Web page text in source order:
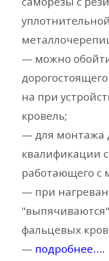
— можно
на при
кровель;
— для монтажа
квалификации
работающего с
— при
фальцевых
— подробнее….